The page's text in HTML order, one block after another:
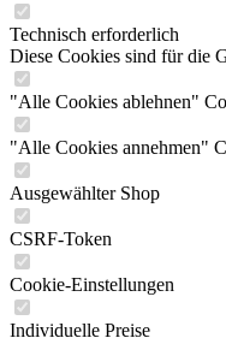
Technisch erforderlich
Diese Cookies sind für die
"Alle Cookies ablehnen"
"Alle Cookies annehmen"
Ausgewählter Shop
CSRF-Token
Cookie-Einstellungen
Individuelle Preise